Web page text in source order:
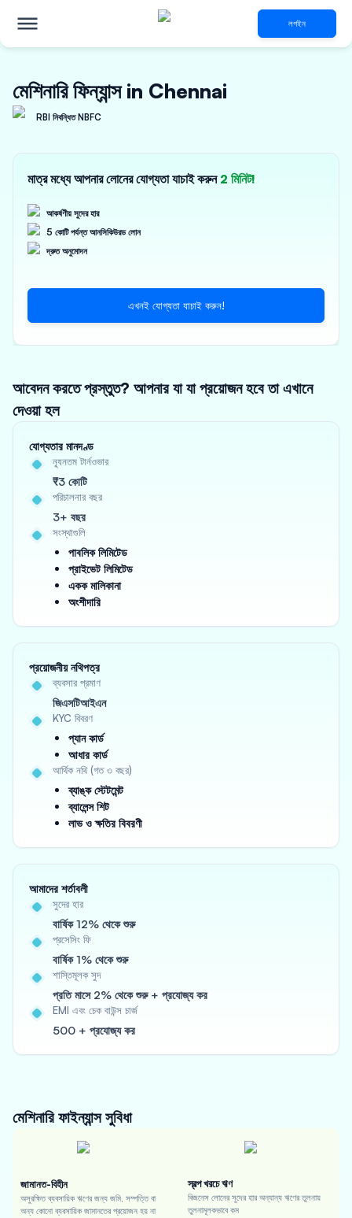
লগইন
মেশিনারি ফিন্যান্স in Chennai
RBI নিবন্ধিত NBFC
মাত্র মধ্যে আপনার লোনের যোগ্যতা যাচাই করুন 2 মিনিট!
আকর্ষণীয় সুদের হার
5 কোটি পর্যন্ত আনসিকিউরড লোন
দ্রুত অনুমোদন
এখনই যোগ্যতা যাচাই করুন!
আবেদন করতে প্রস্তুত? আপনার যা যা প্রয়োজন হবে তা এখানে
দেওয়া হল
যোগ্যতার মানদণ্ড
ন্যূনতম টার্নওভার
₹3 কোটি
পরিচালনার বছর
3+ বছর
সংস্থাগুলি
পাবলিক লিমিটেড
প্রাইভেট লিমিটেড
একক মালিকানা
অংশীদারি
প্রয়োজনীয় নথিপত্র
ব্যবসার প্রমাণ
জিএসটিআইএন
KYC বিবরণ
প্যান কার্ড
আধার কার্ড
আর্থিক নথি (গত ৩ বছর)
ব্যাঙ্ক স্টেটমেন্ট
ব্যালেন্স শিট
লাভ ও ক্ষতির বিবরণী
আমাদের শর্তাবলী
সুদের হার
বার্ষিক 12% থেকে শুরু
প্রসেসিং ফি
বার্ষিক 1% থেকে শুরু
শাস্তিমূলক সুদ
প্রতি মাসে 2% থেকে শুরু + প্রযোজ্য কর
EMI এবং চেক বাউন্স চার্জ
500 + প্রযোজ্য কর
মেশিনারি ফাইন্যান্সসুবিধা
জামানত-বিহীন
অসুরক্ষিত ব্যবসায়িক ঋণের জন্য জমি, সম্পত্তি বা
অন্য কোনো ব্যবসায়িক জামানতের প্রয়োজন হয় না
স্বল্প খরচে ঋণ
বিজনেস লোনের সুদের হার অন্যান্য ঋণের তুলনায়
তুলনামূলকভাবে কম